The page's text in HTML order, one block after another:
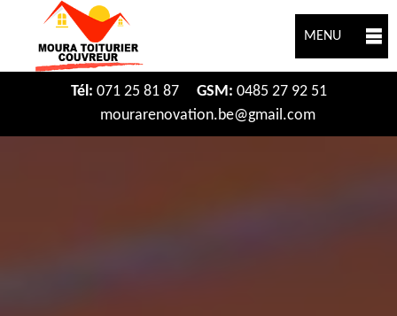
MENU
Tél: 071 25 81 87 GSM: 0485 27 92 51
mourarenovation.be@gmail.com